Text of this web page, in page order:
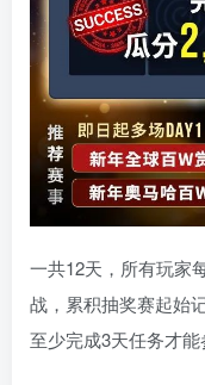
一共12天，所有玩家
战，累积抽奖赛起始
至少完成3天任务才能